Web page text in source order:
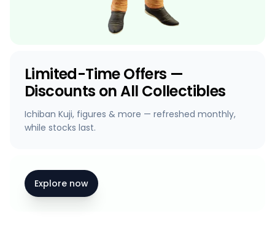
Limited-Time Offers —
Discounts on All Collectibles
Ichiban Kuji, figures & more — refreshed monthly,
while stocks last.
Explore now